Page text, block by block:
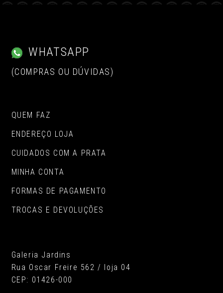
WHATSAPP
(COMPRAS OU DÚVIDAS)
QUEM FAZ
ENDEREÇO LOJA
CUIDADOS COM A PRATA
MINHA CONTA
FORMAS DE PAGAMENTO
TROCAS E DEVOLUÇÕES
Galeria Jardins
Rua Oscar Freire 562 / loja 04
CEP: 01426-000